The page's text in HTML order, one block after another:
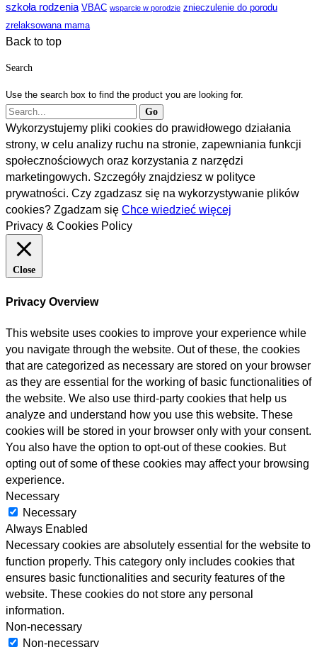
szkoła rodzenia VBAC wsparcie w porodzie znieczulenie do porodu
zrelaksowana mama
Back to top
Search
Use the search box to find the product you are looking for.
Wykorzystujemy pliki cookies do prawidłowego działania
strony, w celu analizy ruchu na stronie, zapewniania funkcji
społecznościowych oraz korzystania z narzędzi
marketingowych. Szczegóły znajdziesz w polityce
prywatności. Czy zgadzasz się na wykorzystywanie plików
cookies? Zgadzam się Chce wiedzieć więcej
Privacy & Cookies Policy
Close
Privacy Overview
This website uses cookies to improve your experience while
you navigate through the website. Out of these, the cookies
that are categorized as necessary are stored on your browser
as they are essential for the working of basic functionalities of
the website. We also use third-party cookies that help us
analyze and understand how you use this website. These
cookies will be stored in your browser only with your consent.
You also have the option to opt-out of these cookies. But
opting out of some of these cookies may affect your browsing
experience.
Necessary
Necessary
Always Enabled
Necessary cookies are absolutely essential for the website to
function properly. This category only includes cookies that
ensures basic functionalities and security features of the
website. These cookies do not store any personal
information.
Non-necessary
Non-necessary